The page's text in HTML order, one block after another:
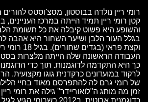
רומי ריין נולדה בבוסטון, מסצ'וסטס
קטן רומי ריין תמיד הייתה במרכז העניינים,
והשופע היא פשוט קיבלה את כל תשומת
בגלל העור הלבן ושיער השחור היא אהבה
וקצת פראי
העבודה הראשונה שלה הייתה מלצרות
כך היא התקדמה לדוגמנות. תוך כדי
לרקוד במועדונים כרקדנית גוגו מקצועית.
של רומי גרם לה להתפרסם מאוד בחיי
זמן מה מותג ה"לואוריידר" גילה את רומי ריין